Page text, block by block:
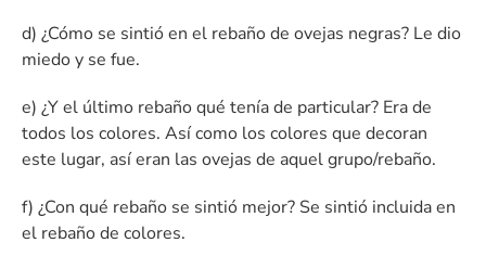
d) ¿Cómo se sintió en el rebaño de ovejas negras? Le dio
miedo y se fue.
e) ¿Y el último rebaño qué tenía de particular? Era de
todos los colores. Así como los colores que decoran
este lugar, así eran las ovejas de aquel grupo/rebaño.
f) ¿Con qué rebaño se sintió mejor? Se sintió incluida en
el rebaño de colores.